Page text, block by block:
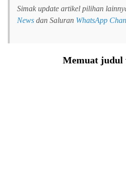
Simak update artikel pilihan
News dan Saluran WhatsApp
Memuat judul